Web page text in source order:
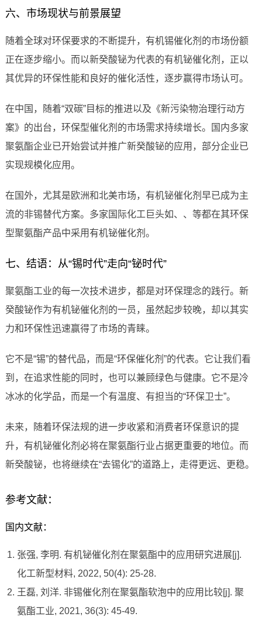
六、市场现状与前景展望
随着全球对环保要求的不断提升，有机锡催化剂的市场份额
正在逐步缩小。而以新癸酸铋为代表的有机铋催化剂，正以
其优异的环保性能和良好的催化活性，逐步赢得市场认可。
在中国，随着“双碳”目标的推进以及《新污染物治理行动方
案》的出台，环保型催化剂的市场需求持续增长。国内多家
聚氨酯企业已开始尝试并推广新癸酸铋的应用，部分企业已
实现规模化应用。
在国外，尤其是欧洲和北美市场，有机铋催化剂早已成为主
流的非锡替代方案。多家国际化工巨头如、、等都在其环保
型聚氨酯产品中采用有机铋催化剂。
七、结语：从“锡时代”走向“铋时代”
聚氨酯工业的每一次技术进步，都是对环保理念的践行。新
癸酸铋作为有机铋催化剂的一员，虽然起步较晚，却以其实
力和环保性迅速赢得了市场的青睐。
它不是“锡”的替代品，而是“环保催化剂”的代表。它让我们看
到，在追求性能的同时，也可以兼顾绿色与健康。它不是冷
冰冰的化学品，而是一个有温度、有担当的“环保卫士”。
未来，随着环保法规的进一步收紧和消费者环保意识的提
升，有机铋催化剂必将在聚氨酯行业占据更重要的地位。而
新癸酸铋，也将继续在“去锡化”的道路上，走得更远、更稳。
参考文献：
国内文献：
张强, 李明. 有机铋催化剂在聚氨酯中的应用研究进展[j].
化工新型材料, 2022, 50(4): 25-28.
王磊, 刘洋. 非锡催化剂在聚氨酯软泡中的应用比较[j]. 聚
氨酯工业, 2021, 36(3): 45-49.